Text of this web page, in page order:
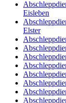
Eisleben
Elster